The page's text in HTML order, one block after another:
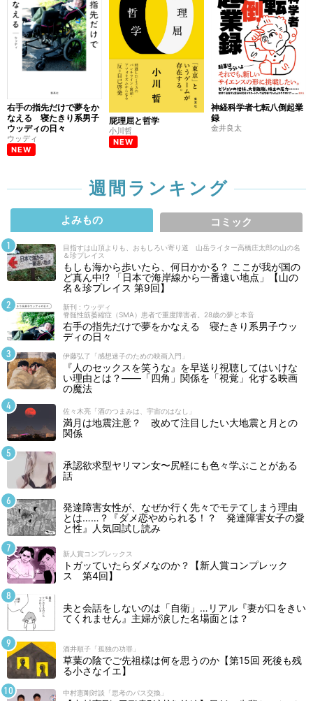
右手の指先だけで夢をか
なえる 寝たきり系男子
ウッディの日々
ウッディ
NEW
屁理屈と哲学
小川哲
NEW
神経科学者七転八倒起業
録
金井良太
週間ランキング
よみもの コミック
目指すは山頂よりも、おもしろい寄り道 山岳ライター高橋庄太郎の山の名
＆珍プレイス
もしも海から歩いたら、何日かかる？ ここが我が国の
ど真ん中!? 「日本で海岸線から一番遠い地点」【山の
名＆珍プレイス 第9回】
新刊 : ウッディ
脊髄性筋萎縮症（SMA）患者で重度障害者。28歳の夢と本音
右手の指先だけで夢をかなえる 寝たきり系男子ウッ
ディの日々
伊藤弘了「感想迷子のための映画入門」
『人のセックスを笑うな』を早送り視聴してはいけな
い理由とは？――「四角」関係を「視覚」化する映画
の魔法
佐々木亮「酒のつまみは、宇宙のはなし」
満月は地震注意？ 改めて注目したい大地震と月との
関係
承認欲求型ヤリマン女〜尻軽にも色々学ぶことがある
話
発達障害女性が、なぜか行く先々でモテてしまう理由
とは……？『ダメ恋やめられる！？ 発達障害女子の愛
と性』人気回試し読み
新人賞コンプレックス
トガッていたらダメなのか？【新人賞コンプレック
ス 第4回】
夫と会話をしないのは「自衛」…リアル『妻が口をきい
てくれません』主婦が涙した名場面とは？
酒井順子「孤独の功罪」
草葉の陰でご先祖様は何を思うのか【第15回 死後も残
る小さなイエ】
中村憲剛対談「思考のパス交換」